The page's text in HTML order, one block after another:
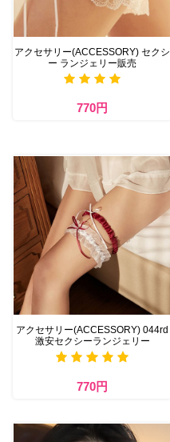
アクセサリー(ACCESSORY) セクシ
ー ランジェリー販売
770円
アクセサリー(ACCESSORY) 044rd
激安セクシーランジェリー
770円